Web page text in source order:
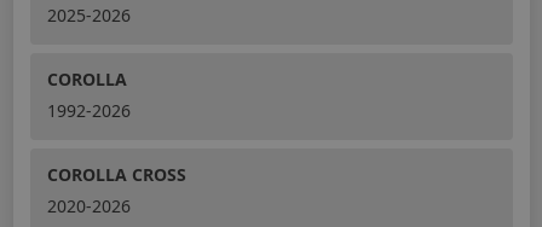
2025-2026
COROLLA
1992-2026
COROLLA CROSS
2020-2026